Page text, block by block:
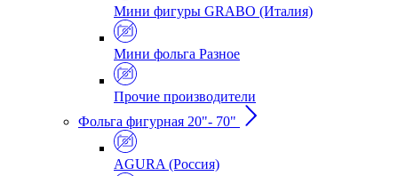
Мини фигуры GRABO (Италия)
Мини фольга Разное
Прочие производители
Фольга фигурная 20"- 70"
AGURA (Россия)